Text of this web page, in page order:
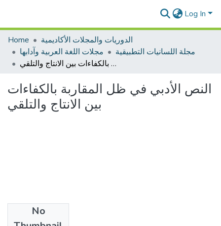
Log In
Home
الدوريات والمجلات الأكاديمية
مجلات اللغة العربية وآدابها
مجلة اللسانيات التطبيقية
النص الأدبي في ظل المقاربة بالكفاءات بين الانتاج والتلقي
النص الأدبي في ظل المقاربة بالكفاءات
بين الانتاج والتلقي
No